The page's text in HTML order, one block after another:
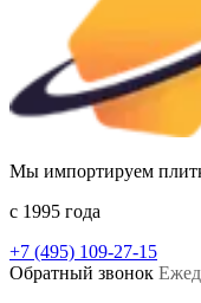
Мы импортируем
c 1995 года
+7 (495) 109-27-15
Обратный звонок